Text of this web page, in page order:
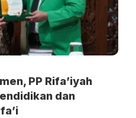
PP Rifa’iyah
dan